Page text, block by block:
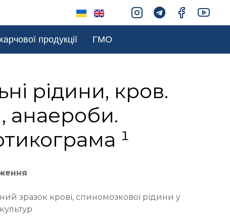
продукції ГМО
рідини, кров.
анаероби.
¹
зразок крові, спиномозкової рідини у